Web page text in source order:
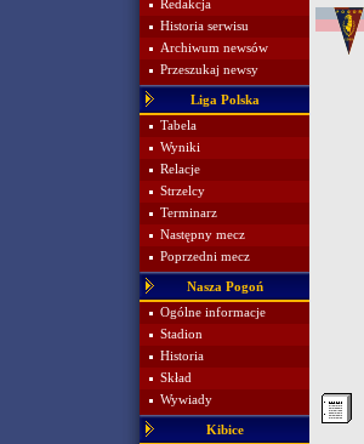
Redakcja
Historia serwisu
Archiwum newsów
Przeszukaj newsy
Liga Polska
Tabela
Wyniki
Relacje
Strzelcy
Terminarz
Następny mecz
Poprzedni mecz
Nasza Pogoń
Ogólne informacje
Stadion
Historia
Skład
Wywiady
Kibice